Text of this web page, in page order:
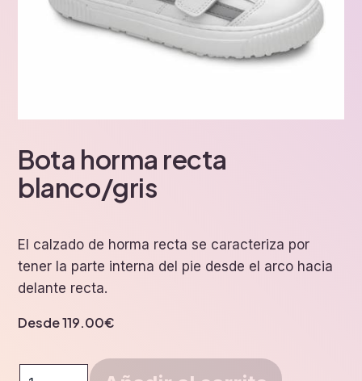
Bota horma recta
blanco/gris
El calzado de horma recta se caracteriza por
tener la parte interna del pie desde el arco hacia
delante recta.
Desde119.00€